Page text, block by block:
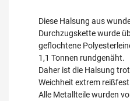
Diese Halsung aus
Durchzugskette wurde
geflochtene
1,1 Tonnen rundgenäht.
Daher ist die Halsung
Weichheit extrem
Alle Metallteile wurden